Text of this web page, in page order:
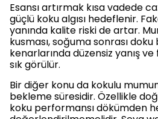
Esansı artırmak kısa vadede
güçlü koku algısı hedeflenir.
yanında kalite riski de artar.
kusması, soğuma sonrası doku
kenarlarında düzensiz yanış
sık görülür.
Bir diğer konu da kokulu
bekleme süresidir. Özellikle
koku performansı dökümden